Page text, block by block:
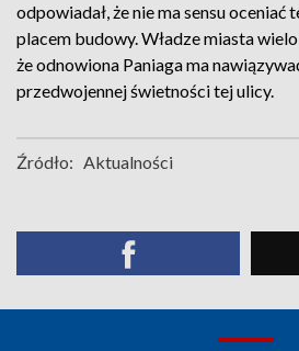
odpowiadał, że nie ma sensu oceniać
placem budowy. Władze miasta
że odnowiona Paniaga ma
przedwojennej świetności tej ulicy.
Źródło: Aktualności